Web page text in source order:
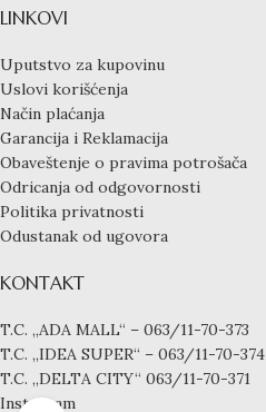
LINKOVI
Uputstvo za kupovinu
Uslovi korišćenja
Način plaćanja
Garancija i Reklamacija
Obaveštenje o pravima potrošača
Odricanja od odgovornosti
Politika privatnosti
Odustanak od ugovora
KONTAKT
T.C. „ADA MALL“ – 063/11-70-373
T.C. „IDEA SUPER“ – 063/11-70-374
T.C. „DELTA CITY“ 063/11-70-371
Instagram